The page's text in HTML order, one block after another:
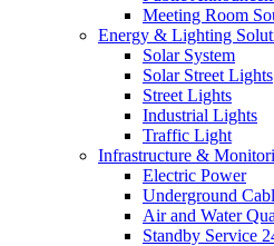
Meeting Room
Energy & Lighting
Solar System
Solar Street Lights
Street Lights
Industrial Lights
Traffic Light
Infrastructure &
Electric Power
Underground
Air and Water
Standby Service